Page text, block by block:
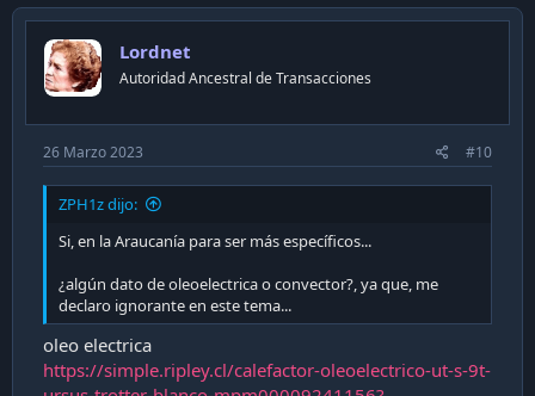
Lordnet
Autoridad Ancestral de Transacciones
26 Marzo 2023 #10
ZPH1z dijo:
Si, en la Araucanía para ser más específicos...
¿algún dato de oleoelectrica o convector?, ya que, me
declaro ignorante en este tema...
oleo electrica
https://simple.ripley.cl/calefactor-oleoelectrico-ut-s-9t-